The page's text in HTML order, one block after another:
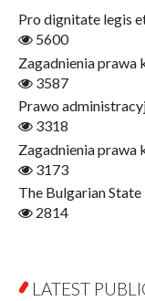
Film! Scholars
Finance
Gerontology
Literary
Jerzy Giedroyc
Winter of Life?
Linguistics
What Is Man?
Pro dignitate legis
5600
Zagadnienia prawa
3587
Prawo
3318
Zagadnienia prawa
3173
The Bulgarian
2814
LATEST